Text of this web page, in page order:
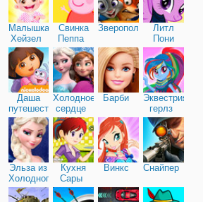
Малышка
Хейзел
Свинка
Пеппа
Зверополис
Литл
Пони
Дружба
Даша
путешественница
Холодное
сердце
Барби
Эквестрия
герлз
Эльза из
Холодного
сердца
Кухня
Сары
Винкс Снайпер